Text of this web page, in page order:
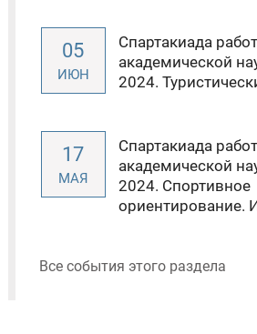
05
ИЮН
Спартакиада
академической
2024.
17
МАЯ
Спартакиада
академической
2024. Спортивное
ориентирование.
Все события этого раздела